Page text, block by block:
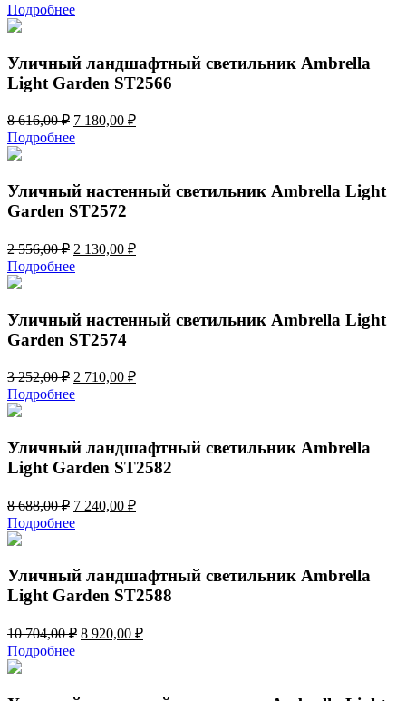
цена
составляла
940,00 ₽.
Подробнее
Уличный ландшафтный светильник Ambrella
Light Garden ST2566
8 616,00₽ Первоначальная
цена
составляла
616,00 ₽.
7 180,00 ₽Текущая
Подробнее
Уличный настенный светильник Ambrella Light
Garden ST2572
2 556,00₽ Первоначальная
цена
составляла
556,00 ₽.
2 130,00 ₽Текущая
Подробнее
Уличный настенный светильник Ambrella Light
Garden ST2574
3 252,00₽ Первоначальная
цена
составляла
252,00 ₽.
2 710,00 ₽Текущая
Подробнее
Уличный ландшафтный светильник Ambrella
Light Garden ST2582
8 688,00₽ Первоначальная
цена
составляла
688,00 ₽.
7 240,00 ₽Текущая
Подробнее
Уличный ландшафтный светильник Ambrella
Light Garden ST2588
10 704,00₽ Первоначальная
8 920,00 ₽Текущая
Подробнее